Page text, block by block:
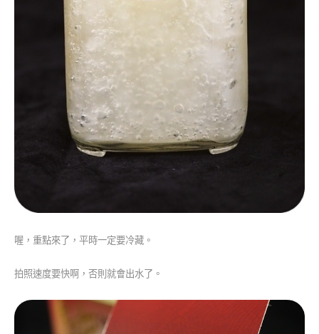
喔，重點來了，平時一定要冷藏。
拍照速度要快啊，否則就會出水了。